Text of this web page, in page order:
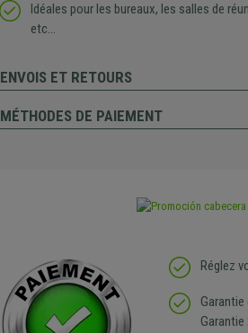
Idéales pour les bureaux, les salles de
etc...
ENVOIS ET RETOURS
MÉTHODES DE PAIEMENT
Réglez
Garantie